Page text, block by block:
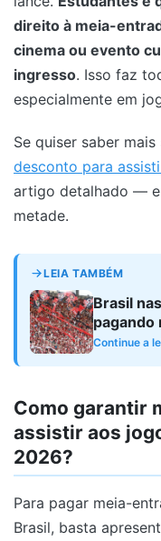
direito à meia-
cinema ou evento
ingresso. Isso faz
especialmente em
Se quiser saber mais
desconto para
artigo detalhado — e
metade.
LEIA TAMBÉM
Brasil
pagando
Continue a
Como garantir
assistir aos
2026?
Para pagar meia-
Brasil, basta